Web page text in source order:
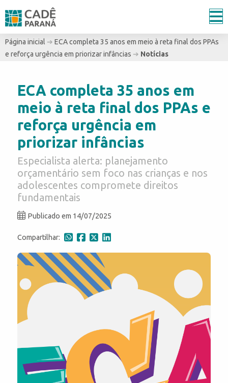
Página inicial ➔ ECA completa 35 anos em meio à reta final dos PPAs
e reforça urgência em priorizar infâncias ➔ Notícias
ECA completa 35 anos em
meio à reta final dos PPAs e
reforça urgência em
priorizar infâncias
Especialista alerta: planejamento
orçamentário sem foco nas crianças e nos
adolescentes compromete direitos
fundamentais
Publicado em 14/07/2025
Compartilhar: